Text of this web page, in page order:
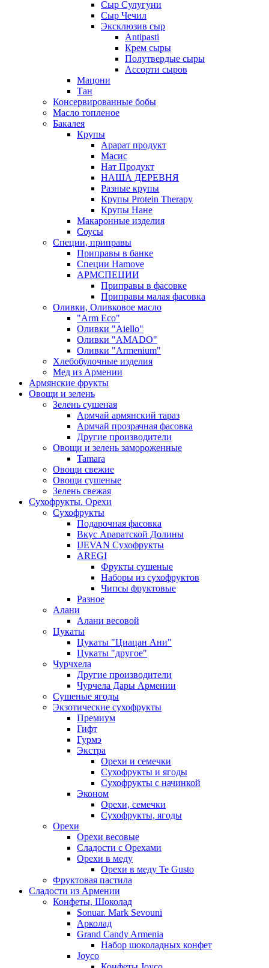
Сыр Сулугуни
Сыр Чечил
Эксклюзив сыр
Antipasti
Крем сыры
Полутвердые сыры
Ассорти сыров
Мацони
Тан
Консервированные бобы
Масло топленое
Бакалея
Крупы
Арарат продукт
Масис
Нат Продукт
НАША ДЕРЕВНЯ
Разные крупы
Крупы Protein Therapy
Крупы Нане
Макаронные изделия
Соусы
Специи, приправы
Приправы в банке
Специи Hamove
АРМСПЕЦИИ
Приправы в фасовке
Приправы малая фасовка
Оливки, Оливковое масло
"Arm Eco"
Оливки "Aiello"
Оливки "AMADO"
Оливки "Armenium"
Хлебобулочные изделия
Мед из Армении
Армянские фрукты
Овощи и зелень
Зелень сушеная
Армчай армянский тараз
Армчай прозрачная фасовка
Другие производители
Овощи и зелень замороженные
Tamara
Овощи свежие
Овощи сушеные
Зелень свежая
Сухофрукты. Орехи
Сухофрукты
Подарочная фасовка
Вкус Араратской Долины
IJEVAN Сухофрукты
AREGI
Фрукты сушеные
Наборы из сухофруктов
Чипсы фруктовые
Разное
Алани
Алани весовой
Цукаты
Цукаты "Циацан Ани"
Цукаты "другое"
Чурчхела
Другие производители
Чурчела Дары Армении
Сушеные ягоды
Экзотические сухофрукты
Премиум
Гифт
Гурмэ
Экстра
Орехи и семечки
Сухофрукты и ягоды
Сухофрукты с начинкой
Эконом
Орехи, семечки
Сухофрукты, ягоды
Орехи
Орехи весовые
Сладости с Орехами
Орехи в меду
Орехи в меду Te Gusto
Фруктовая пастила
Сладости из Армении
Конфеты, Шоколад
Sonuar. Mark Sevouni
Арколад
Grand Candy Armenia
Набор шоколадных конфет
Joyco